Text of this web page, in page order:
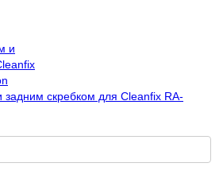
скребком для Cleanfix RA-